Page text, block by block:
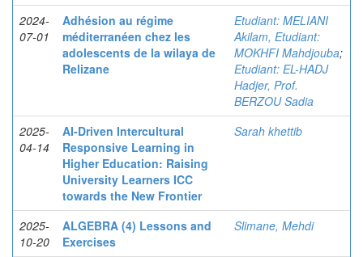
2024-
07-01
Adhésion au régime
méditerranéen chez les
adolescents de la wilaya de
Relizane
Etudiant: MELIANI
Akilam, Etudiant:
MOKHFI Mahdjouba;
Etudiant: EL-HADJ
Hadjer, Prof.
BERZOU Sadia
2025-
04-14
AI-Driven Intercultural
Responsive Learning in
Higher Education: Raising
University Learners ICC
towards the New Frontier
Sarah khettib
2025-
10-20
ALGEBRA (4) Lessons and
Exercises
Slimane, Mehdi